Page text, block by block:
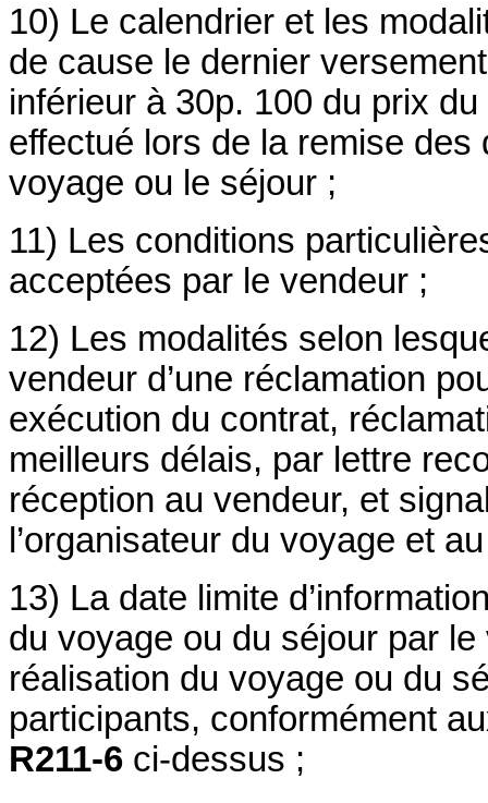
10) Le calendrier et les
de cause le dernier
inférieur à 30p. 100 du prix
effectué lors de la remise
voyage ou le séjour ;
11) Les conditions
acceptées par le vendeur ;
12) Les modalités selon
vendeur d’une réclamation
exécution du contrat,
meilleurs délais, par lettre
réception au vendeur, et
l’organisateur du voyage et
13) La date limite
du voyage ou du séjour par
réalisation du voyage ou du
participants, conformément
R211-6 ci-dessus ;